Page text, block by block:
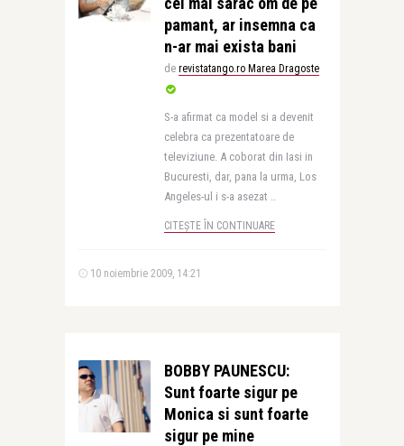
pamant, ar insemna ca
n-ar mai exista bani
de revistatango.ro Marea Dragoste
S-a afirmat ca model si a devenit
celebra ca prezentatoare de
televiziune. A coborat din Iasi in
Bucuresti, dar, pana la urma, Los
Angeles-ul i s-a asezat ..
CITEȘTE ÎN CONTINUARE
10 noiembrie 2009, 14:21
BOBBY PAUNESCU:
Sunt foarte sigur pe
Monica si sunt foarte
sigur pe mine